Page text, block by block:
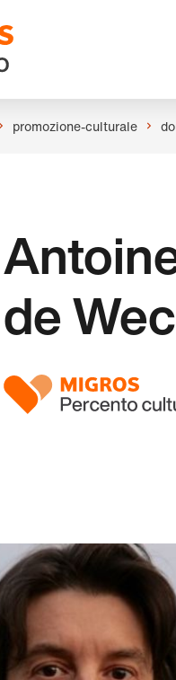
promozione-culturale
de